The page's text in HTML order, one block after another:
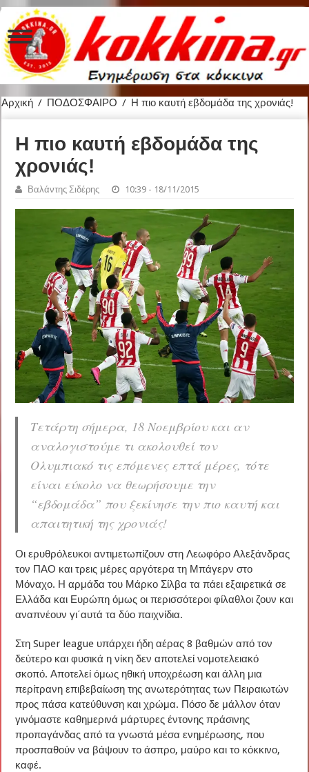
Αρχική / ΠΟΔΟΣΦΑΙΡΟ / Η πιο καυτή εβδομάδα της χρονιάς!
Η πιο καυτή εβδομάδα της
χρονιάς!
Βαλάντης Σιδέρης 10:39 - 18/11/2015
Τετάρτη σήμερα, 18 Νοεμβρίου και αν
αναλογιστούμε τι ακολουθεί τον
Ολυμπιακό τις επόμενες επτά μέρες, τότε
είναι εύκολο να θεωρήσουμε την
“εβδομάδα” που ξεκίνησε την πιο καυτή και
απαιτητική της χρονιάς!
Οι ερυθρόλευκοι αντιμετωπίζουν στη Λεωφόρο Αλεξάνδρας
τον ΠΑΟ και τρεις μέρες αργότερα τη Μπάγερν στο
Μόναχο. Η αρμάδα του Μάρκο Σίλβα τα πάει εξαιρετικά σε
Ελλάδα και Ευρώπη όμως οι περισσότεροι φίλαθλοι ζουν και
αναπνέουν γι΄αυτά τα δύο παιχνίδια.
Στη Super league υπάρχει ήδη αέρας 8 βαθμών από τον
δεύτερο και φυσικά η νίκη δεν αποτελεί νομοτελειακό
σκοπό. Αποτελεί όμως ηθική υποχρέωση και άλλη μια
περίτρανη επιβεβαίωση της ανωτερότητας των Πειραιωτών
προς πάσα κατεύθυνση και χρώμα. Πόσο δε μάλλον όταν
γινόμαστε καθημερινά μάρτυρες έντονης πράσινης
προπαγάνδας από τα γνωστά μέσα ενημέρωσης, που
προσπαθούν να βάψουν το άσπρο, μαύρο και το κόκκινο,
καφέ.